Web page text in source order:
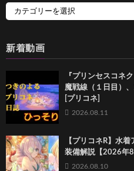
新着動画
『プリンセスコネ
魔戦線（１日目）
[プリコネ]
2026.08.11
【プリコネR】水
装備解説【2026年8
2026.08.10